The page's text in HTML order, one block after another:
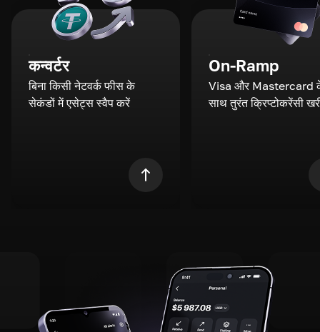
कन्वर्टर
बिना किसी नेटवर्क फीस के
सेकंडों में एसेट्स स्वैप करें
On-Ramp
Visa और Mastercard
साथ तुरंत क्रिप्टोकरेंसी